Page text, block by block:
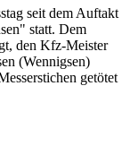
seit dem Auftakt
statt. Dem
den Kfz-Meister
(Wennigsen)
getötet